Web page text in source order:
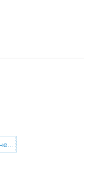
Рабочая группа "Туристический рынок в меняющейся социальной реальности: направления развития, участники, методы изучения"